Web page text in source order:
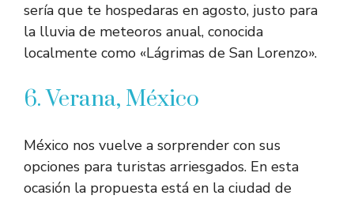
sería que te hospedaras en agosto, justo para
la lluvia de meteoros anual, conocida
localmente como «Lágrimas de San Lorenzo».
6. Verana, México
México nos vuelve a sorprender con sus
opciones para turistas arriesgados. En esta
ocasión la propuesta está en la ciudad de